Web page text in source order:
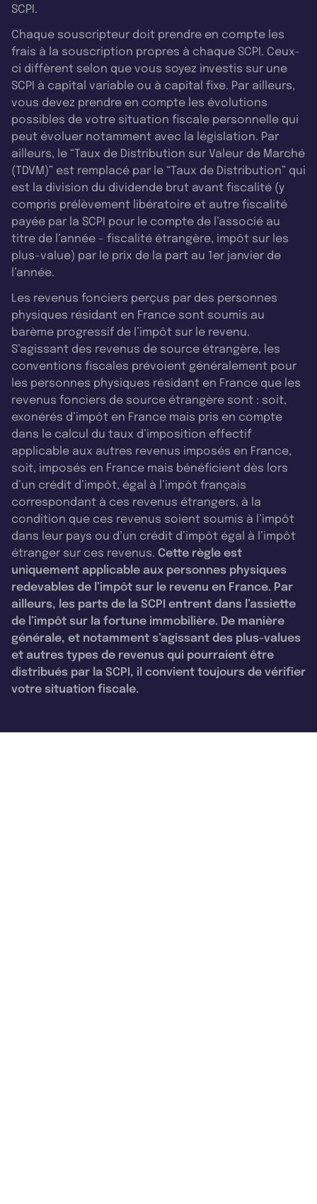
SCPI.
Chaque souscripteur doit prendre en compte les
frais à la souscription propres à chaque SCPI. Ceux-
ci diffèrent selon que vous soyez investis sur une
SCPI à capital variable ou à capital fixe. Par ailleurs,
vous devez prendre en compte les évolutions
possibles de votre situation fiscale personnelle qui
peut évoluer notamment avec la législation. Par
ailleurs, le “Taux de Distribution sur Valeur de Marché
(TDVM)” est remplacé par le “Taux de Distribution” qui
est la division du dividende brut avant fiscalité (y
compris prélèvement libératoire et autre fiscalité
payée par la SCPI pour le compte de l’associé au
titre de l’année - fiscalité étrangère, impôt sur les
plus-value) par le prix de la part au 1er janvier de
l’année.
Les revenus fonciers perçus par des personnes
physiques résidant en France sont soumis au
barème progressif de l’impôt sur le revenu.
S’agissant des revenus de source étrangère, les
conventions fiscales prévoient généralement pour
les personnes physiques résidant en France que les
revenus fonciers de source étrangère sont : soit,
exonérés d’impôt en France mais pris en compte
dans le calcul du taux d’imposition effectif
applicable aux autres revenus imposés en France,
soit, imposés en France mais bénéficient dès lors
d’un crédit d’impôt, égal à l’impôt français
correspondant à ces revenus étrangers, à la
condition que ces revenus soient soumis à l’impôt
dans leur pays ou d’un crédit d’impôt égal à l’impôt
étranger sur ces revenus. Cette règle est
uniquement applicable aux personnes physiques
redevables de l’impôt sur le revenu en France. Par
ailleurs, les parts de la SCPI entrent dans l’assiette
de l’impôt sur la fortune immobilière. De manière
générale, et notamment s’agissant des plus-values
et autres types de revenus qui pourraient être
distribués par la SCPI, il convient toujours de vérifier
votre situation fiscale.